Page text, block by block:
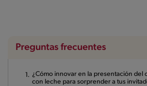
Preguntas frecuentes
¿Cómo innovar en la presentación del
con leche para sorprender a tus